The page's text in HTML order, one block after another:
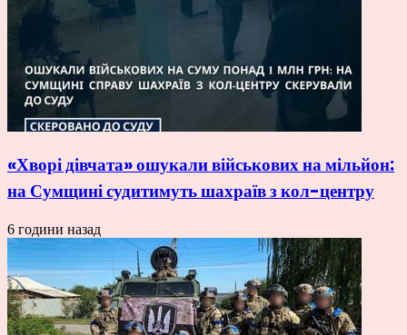
«Хворі дівчата» ошукали військових на мільйон:
на Сумщині судитимуть шахраїв з кол-центру
6 години назад